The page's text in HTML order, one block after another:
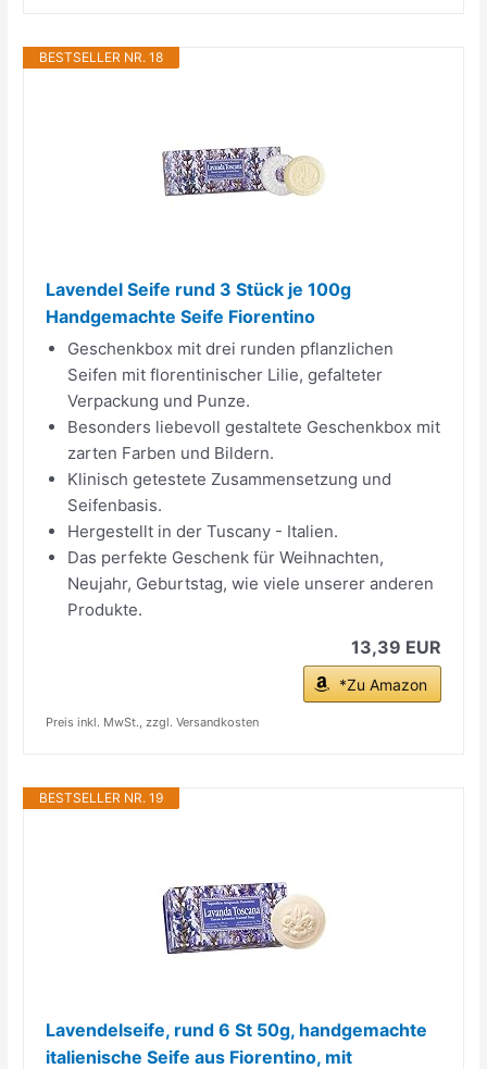
BESTSELLER NR. 18
Lavendel Seife rund 3 Stück je 100g
Handgemachte Seife Fiorentino
Geschenkbox mit drei runden pflanzlichen
Seifen mit florentinischer Lilie, gefalteter
Verpackung und Punze.
Besonders liebevoll gestaltete Geschenkbox mit
zarten Farben und Bildern.
Klinisch getestete Zusammensetzung und
Seifenbasis.
Hergestellt in der Tuscany - Italien.
Das perfekte Geschenk für Weihnachten,
Neujahr, Geburtstag, wie viele unserer anderen
Produkte.
13,39 EUR
*Zu Amazon
Preis inkl. MwSt., zzgl. Versandkosten
BESTSELLER NR. 19
Lavendelseife, rund 6 St 50g, handgemachte
italienische Seife aus Fiorentino, mit